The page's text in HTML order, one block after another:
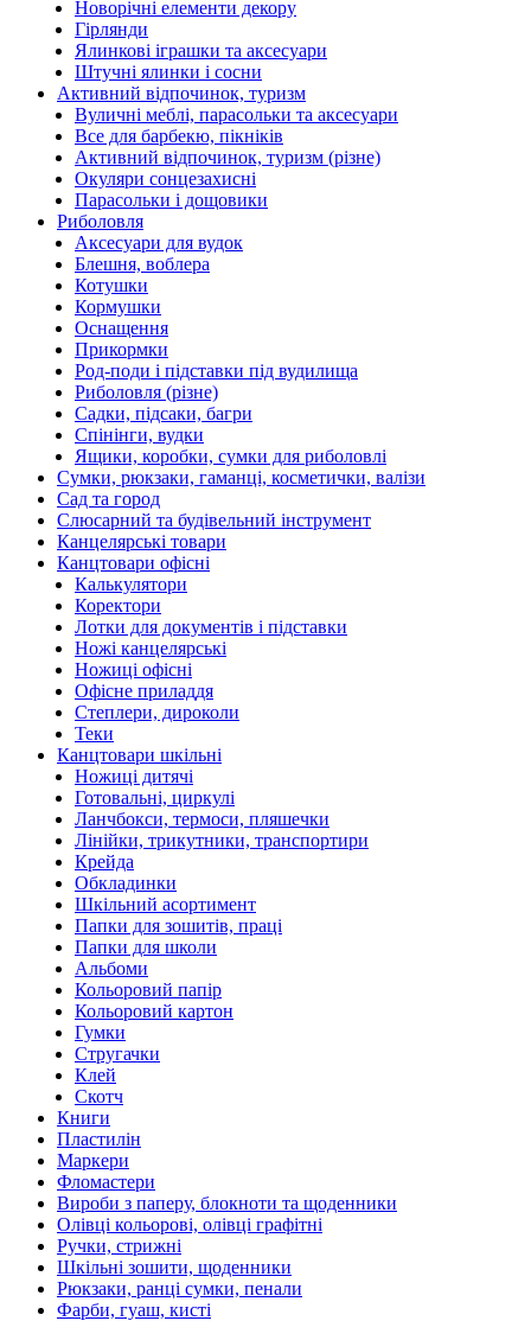
Новорічні елементи декору
Гірлянди
Ялинкові іграшки та аксесуари
Штучні ялинки і сосни
Активний відпочинок, туризм
Вуличні меблі, парасольки та аксесуари
Все для барбекю, пікніків
Активний відпочинок, туризм (різне)
Окуляри сонцезахисні
Парасольки і дощовики
Риболовля
Аксесуари для вудок
Блешня, воблера
Котушки
Кормушки
Оснащення
Прикормки
Род-поди і підставки під вудилища
Риболовля (різне)
Садки, підсаки, багри
Спінінги, вудки
Ящики, коробки, сумки для риболовлі
Сумки, рюкзаки, гаманці, косметички, валізи
Сад та город
Слюсарний та будівельний інструмент
Канцелярські товари
Канцтовари офісні
Калькулятори
Коректори
Лотки для документів і підставки
Ножі канцелярські
Ножиці офісні
Офісне приладдя
Степлери, дироколи
Теки
Канцтовари шкільні
Ножиці дитячі
Готовальні, циркулі
Ланчбокси, термоси, пляшечки
Лінійки, трикутники, транспортири
Крейда
Обкладинки
Шкільний асортимент
Папки для зошитів, праці
Папки для школи
Альбоми
Кольоровий папір
Кольоровий картон
Гумки
Стругачки
Клей
Скотч
Книги
Пластилін
Маркери
Фломастери
Вироби з паперу, блокноти та щоденники
Олівці кольорові, олівці графітні
Ручки, стрижні
Шкільні зошити, щоденники
Рюкзаки, ранці сумки, пенали
Фарби, гуаш, кисті